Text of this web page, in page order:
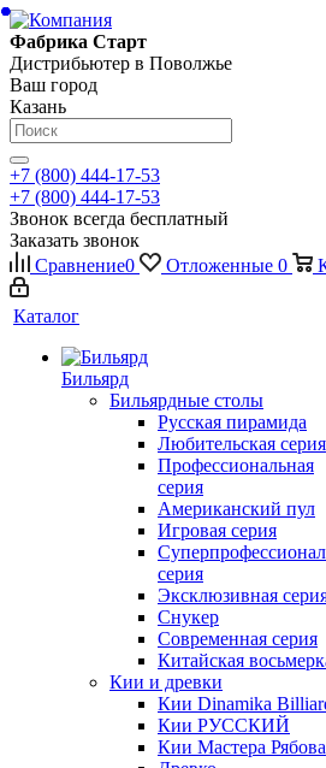
Фабрика Старт
Дистрибьютер в Поволжье
Ваш город
Казань
+7 (800) 444-17-53
+7 (800) 444-17-53
Звонок всегда бесплатный
Заказать звонок
Сравнение0 Отложенные 0
Каталог
Бильярд
Бильярдные столы
Русская пирамида
Любительская серия
Профессиональная
серия
Американский пул
Игровая серия
серия
Эксклюзивная
Снукер
Современная серия
Китайская
Кии и древки
Кии Dinamika
Кии РУССКИЙ
Кии Мастера Рябова